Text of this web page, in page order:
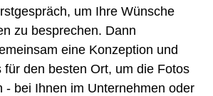
um Ihre Wünsche
zu besprechen. Dann
eine Konzeption und
für den besten Ort, um die Fotos
- bei Ihnen im Unternehmen oder